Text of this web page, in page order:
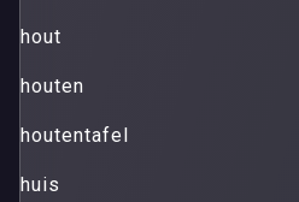
hout
houten
houtentafel
huis